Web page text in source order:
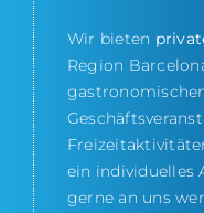
Wir bieten
Region
ein individuelles
gerne an uns